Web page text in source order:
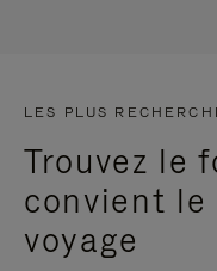
LES PLUS
Trouvez le
convient le
voyage